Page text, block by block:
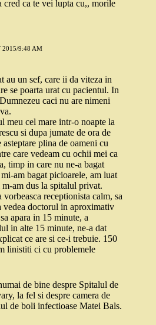
cred ca te vei lupta cu,, morile
2015/9:48 AM
au un sef, care ii da viteza in
se poarta urat cu pacientul. In
caci nu are nimeni
meu cel mare intr-o noapte la
si dupa jumate de ora de
asteptare plina de oameni cu
care vedeam cu ochii mei ca
timp in care nu ne-a bagat
am bagat picioarele, am luat
am dus la spitalul privat.
vorbeasca receptionista calm, sa
vedea doctorul in aproximativ
apara in 15 minute, a
in alte 15 minute, ne-a dat
ce are si ce-i trebuie. 150
linistiti ci cu problemele
de bine despre Spitalul de
la fel si despre camera de
de boli infectioase Matei Bals.